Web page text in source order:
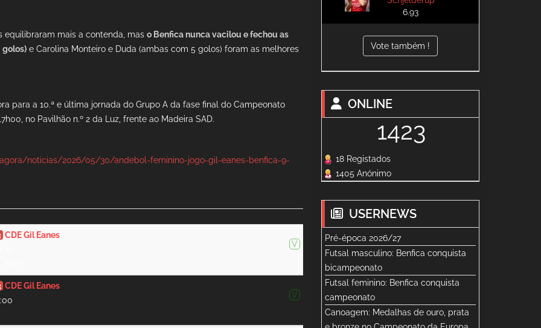
equilibraram mais a contenda, mas o Benfica nunca vacilou e fechou as
golos) e Carolina Monteiro e Duda (ambas com 5 golos) foram as melhores
para a 10.ª e última jornada do Grupo A da fase final do Campeonato
no Pavilhão n.º 2 da Luz, frente ao Madeira SAD.
noticias/2026/05/30/andebol-feminino-jogo-gil-eanes-benfica-9-
V
CDE Gil Eanes
V
CDE Gil Eanes
6.93
Vote também !
ONLINE
1423
18 Registados
1405 Anónimo
USERNEWS
Pré-época 2026/27
Futsal masculino: Benfica conquista
bicampeonato
Futsal feminino: Benfica conquista
campeonato
Canoagem: Medalhas de ouro, prata